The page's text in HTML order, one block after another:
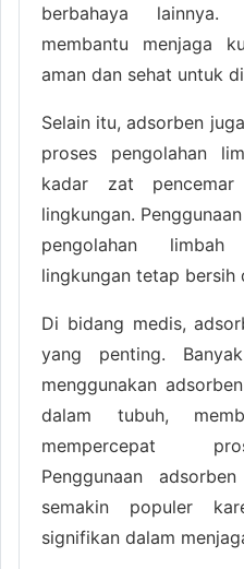
berbahaya
membantu menjaga
aman dan sehat untuk
Selain itu, adsorben
proses pengolahan
kadar zat
lingkungan.
pengolahan
lingkungan tetap bersih
Di bidang medis,
yang penting.
menggunakan
dalam tubuh,
mempercepat
Penggunaan
semakin populer
signifikan dalam